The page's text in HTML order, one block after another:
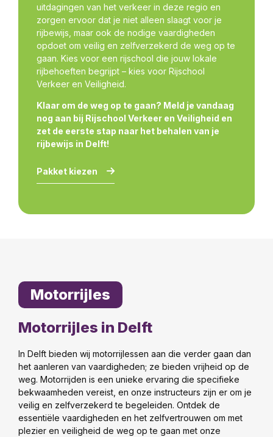
uitdagingen van het verkeer in deze regio en
zorgen ervoor dat je niet alleen slaagt voor je
rijbewijs, maar ook de nodige vaardigheden
opdoet om veilig en zelfverzekerd de weg op te
gaan. Kies voor een rijschool die jouw lokale
rijbehoeften begrijpt – kies voor Rijschool
Verkeer en Veiligheid.
Klaar om de weg op te gaan? Meld je vandaag
nog aan bij Rijschool Verkeer en Veiligheid en
zet de eerste stap naar het behalen van je
rijbewijs in Delft!
Pakket kiezen
Motorrijles
Motorrijles in Delft
In Delft bieden wij motorrijlessen aan die verder gaan dan
het aanleren van vaardigheden; ze bieden vrijheid op de
weg. Motorrijden is een unieke ervaring die specifieke
bekwaamheden vereist, en onze instructeurs zijn er om je
veilig en zelfverzekerd te begeleiden. Ontdek de
essentiële vaardigheden en het zelfvertrouwen om met
plezier en veiligheid de weg op te gaan met onze